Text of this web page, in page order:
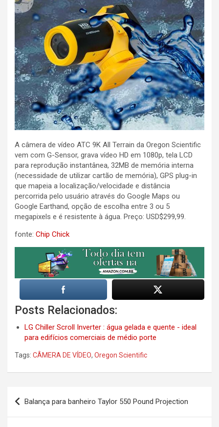
A câmera de vídeo ATC 9K All Terrain da Oregon Scientific
vem com G-Sensor, grava vídeo HD em 1080p, tela LCD
para reprodução instantânea, 32MB de memória interna
(necessidade de utilizar cartão de memória), GPS plug-in
que mapeia a localização/velocidade e distância
percorrida pelo usuário através do Google Maps ou
Google Earthand, opção de escolha entre 3 ou 5
megapixels e é resistente à água. Preço: USD$299,99.
fonte: Chip Chick
Posts Relacionados:
LG Chiller Scroll Inverter : água gelada e quente - ideal
para edifícios comerciais de médio porte
Tags: CÂMERA DE VÍDEO, Oregon Scientific
Post
navigation
Balança para banheiro Taylor 550 Pound Projection